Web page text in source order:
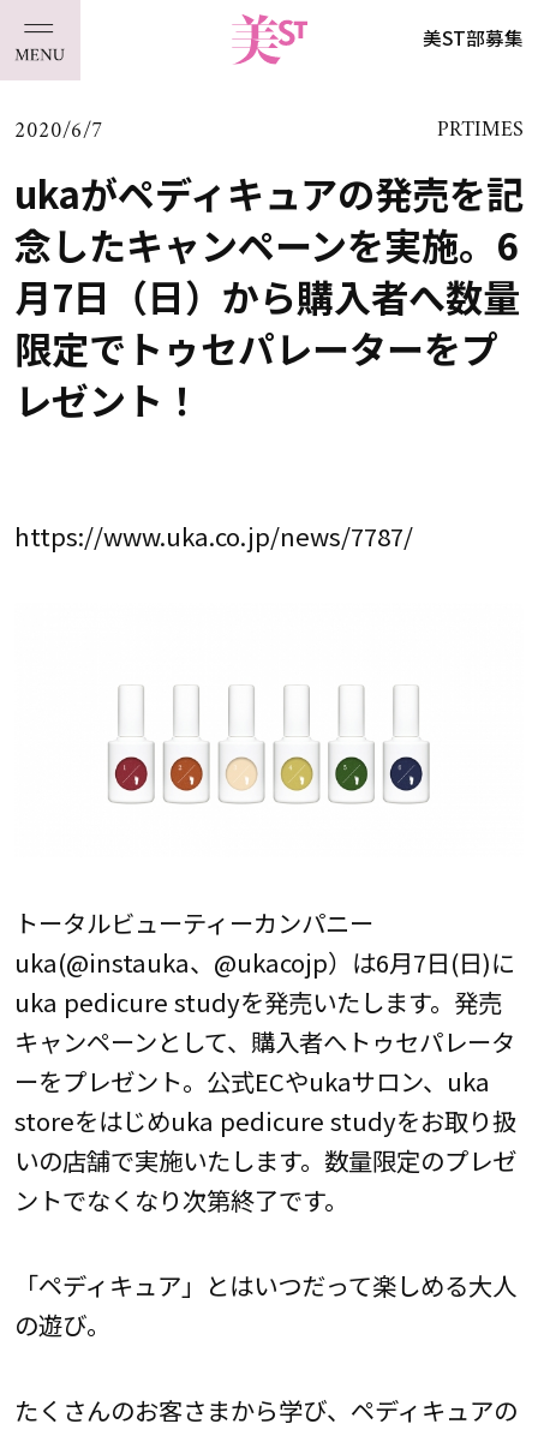
美ST部募集
2020/6/7 PRTIMES
ukaがペディキュアの発売を記
念したキャンペーンを実施。6
月7日（日）から購入者へ数量
限定でトゥセパレーターをプ
レゼント！
https://www.uka.co.jp/news/7787/
トータルビューティーカンパニー
uka(@instauka、@ukacojp）は6月7日(日)に
uka pedicure studyを発売いたします。発売
キャンペーンとして、購入者へトゥセパレータ
ーをプレゼント。公式ECやukaサロン、uka
storeをはじめuka pedicure studyをお取り扱
いの店舗で実施いたします。数量限定のプレゼ
ントでなくなり次第終了です。
「ペディキュア」とはいつだって楽しめる大人
の遊び。
たくさんのお客さまから学び、ペディキュアの